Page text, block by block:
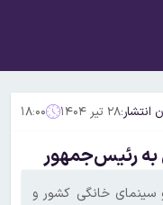
انتشار:۲۸ تیر ۱۴۰۴ ۱۸:۰۰
به رئیس‌جمهور
سینمای خانگی کشور و